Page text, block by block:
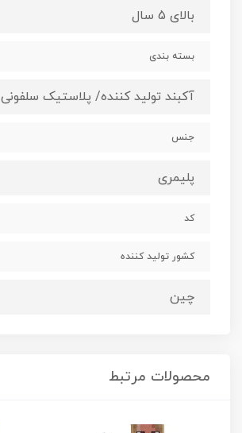
بالای 5 سال
بسته بندی
آکبند تولید کننده/ پلاستیک سلفونی
جنس
پلیمری
کد
کشور تولید کننده
چین
محصولات مرتبط